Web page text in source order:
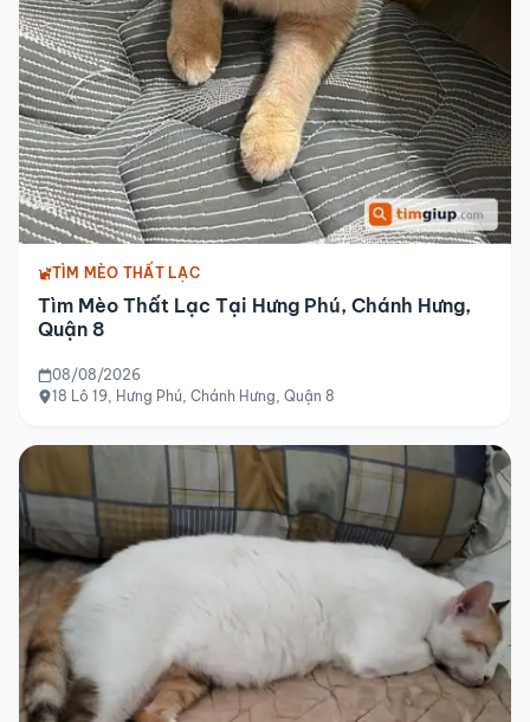
TÌM MÈO THẤT LẠC
Tìm Mèo Thất Lạc Tại Hưng Phú, Chánh Hưng,
Quận 8
08/08/2026
18 Lô 19, Hưng Phú, Chánh Hưng, Quận 8